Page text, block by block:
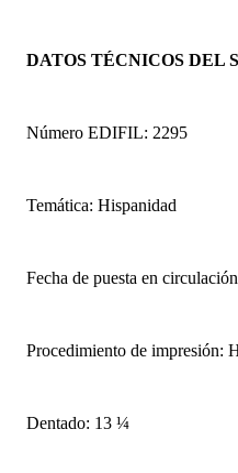
DATOS TÉCNICOS DEL
Número EDIFIL: 2295
Temática: Hispanidad
Fecha de puesta en
Procedimiento de impresión:
Dentado: 13 ¼